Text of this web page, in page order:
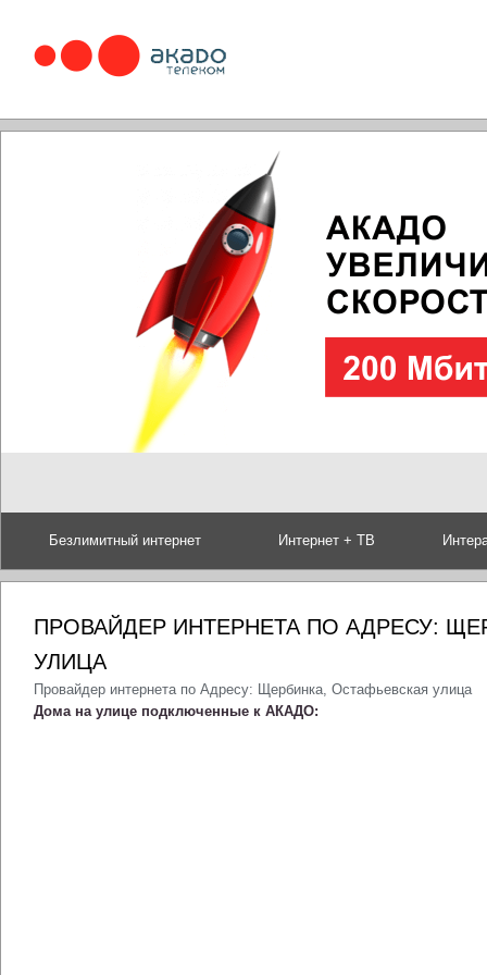
Безлимитный интернет Интернет + ТВ
ПРОВАЙДЕР ИНТЕРНЕТА ПО АДРЕСУ:
УЛИЦА
Провайдер интернета по Адресу: Щербинка, Остафьевская улица
Дома на улице подключенные к АКАДО: